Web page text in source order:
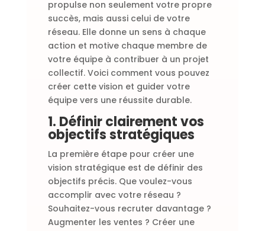
propulse non seulement votre propre
succès, mais aussi celui de votre
réseau. Elle donne un sens à chaque
action et motive chaque membre de
votre équipe à contribuer à un projet
collectif. Voici comment vous pouvez
créer cette vision et guider votre
équipe vers une réussite durable.
1. Définir clairement vos
objectifs stratégiques
La première étape pour créer une
vision stratégique est de définir des
objectifs précis. Que voulez-vous
accomplir avec votre réseau ?
Souhaitez-vous recruter davantage ?
Augmenter les ventes ? Créer une